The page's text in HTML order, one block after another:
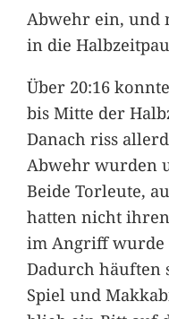
Abwehr ein, und
in die
Über 20:16
bis Mitte der
Danach riss
Abwehr wurden
Beide Torleute,
hatten nicht
im Angriff wurde
Dadurch häuften
Spiel und